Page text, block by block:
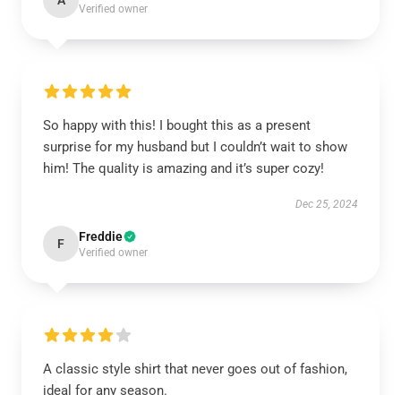
Verified owner
So happy with this! I bought this as a present
surprise for my husband but I couldn’t wait to show
him! The quality is amazing and it’s super cozy!
Dec 25, 2024
F Freddie
Verified owner
A classic style shirt that never goes out of fashion,
ideal for any season.